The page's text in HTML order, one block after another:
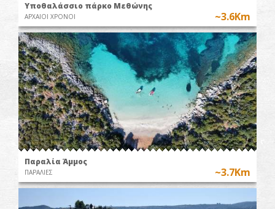
Υποθαλάσσιο πάρκο Μεθώνης
ΑΡΧΑΙΟΙ ΧΡΟΝΟΙ ~3.6Km
Παραλία Άμμος
ΠΑΡΑΛΙΕΣ ~3.7Km